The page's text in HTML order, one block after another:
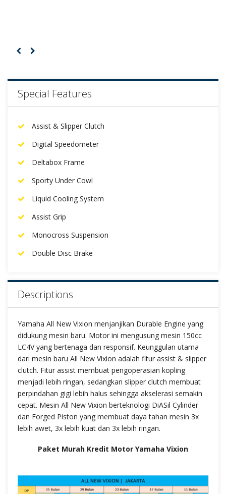
Special Features
Assist & Slipper Clutch
Digital Speedometer
Deltabox Frame
Sporty Under Cowl
Liquid Cooling System
Assist Grip
Monocross Suspension
Double Disc Brake
Descriptions
Yamaha All New Vixion menjanjikan Durable Engine yang
didukung mesin baru. Motor ini mengusung mesin 150cc
LC4V yang bertenaga dan responsif. Keunggulan utama
dari mesin baru All New Vixion adalah fitur assist & slipper
clutch. Fitur assist membuat pengoperasian kopling
menjadi lebih ringan, sedangkan slipper clutch membuat
perpindahan gigi lebih halus sehingga akselerasi semakin
cepat. Mesin All New Vixion berteknologi DiASil Cylinder
dan Forged Piston yang membuat daya tahan mesin 3x
lebih awet, 3x lebih kuat dan 3x lebih ringan.
Paket Murah Kredit Motor Yamaha Vixion